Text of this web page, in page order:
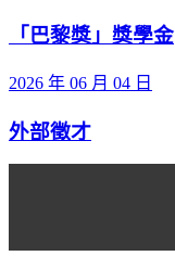
「巴黎獎」獎學金
2026 年 06 月 04 日
外部徵才